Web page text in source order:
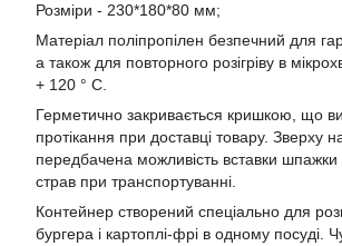
Розміри - 230*180*80 мм;
Матеріал поліпропілен безпечний для
а також для повторного розігріву в
+ 120 ° C.
Герметично закривається кришкою, що
протікання при доставці товару. Зверху
передбачена можливість вставки шпажки
страв при транспортуванні.
Контейнер створений спеціально для
бургера і картоплі-фрі в одному посуді.